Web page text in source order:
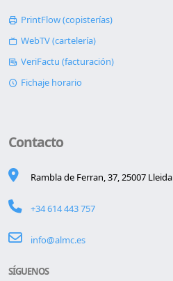
PrintFlow (copisterías)
WebTV (cartelería)
VeriFactu (facturación)
Fichaje horario
Contacto
Rambla de Ferran, 37, 25007 Lleida
+34 614 443 757
info@almc.es
SÍGUENOS